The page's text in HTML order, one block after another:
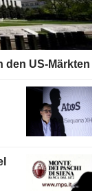
den US-Märkten